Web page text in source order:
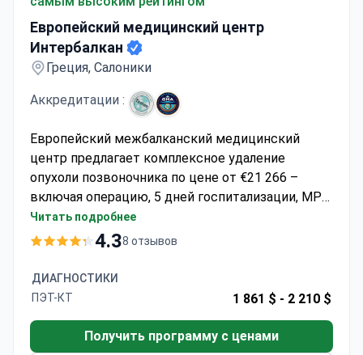
Европейский медицинский центр
Интербалкан
Греция, Салоники
Аккредитации :
Европейский межбалканский медицинский
центр предлагает комплексное удаление
опухоли позвоночника по цене от €21 266 –
включая операцию, 5 дней госпитализации, МРТ,
анализы и последующее наблюдение. Являясь
аккредитованной больницей GHA и TEMOS,
обеспечивает интраоперационный
нейрофизиологический мониторинг во время
5 минутах от аэропорта Салоники.
Читать подробнее
4.38 отзывов
ДИАГНОСТИКИ
ПЭТ-КТ
1 861 $ - 2 210 $
Получить программу с ценами